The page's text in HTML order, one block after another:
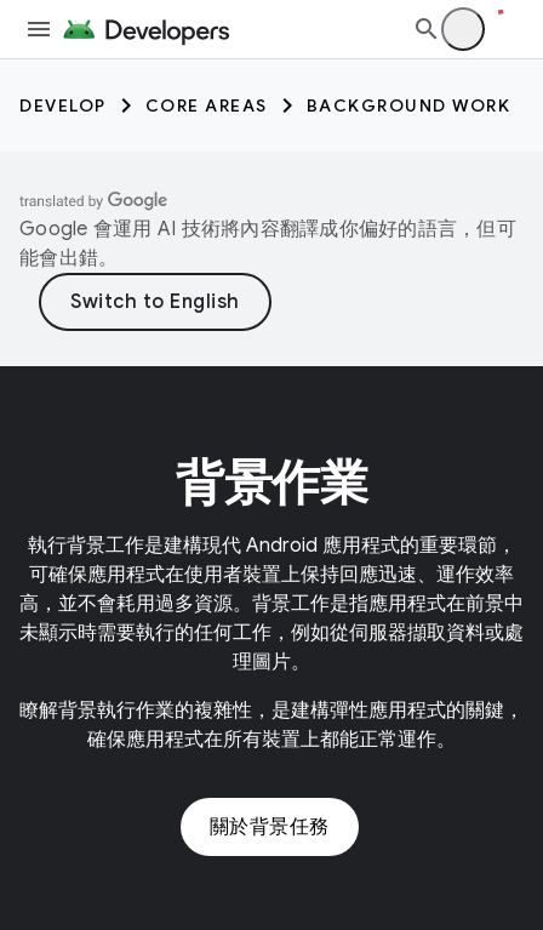
DEVELOP CORE AREAS BACKGROUND WORK
Google 會運用 AI 技術將內容翻譯成你偏好的語言，但可
能會出錯。
背景作業
執行背景工作是建構現代 Android 應用程式的重要環節，
可確保應用程式在使用者裝置上保持回應迅速、運作效率
高，並不會耗用過多資源。背景工作是指應用程式在前景中
未顯示時需要執行的任何工作，例如從伺服器擷取資料或處
理圖片。
瞭解背景執行作業的複雜性，是建構彈性應用程式的關鍵，
確保應用程式在所有裝置上都能正常運作。
關於背景任務